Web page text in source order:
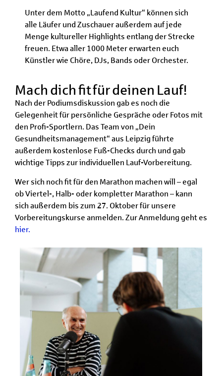
Unter dem Motto „Laufend Kultur“ können sich
alle Läufer und Zuschauer außerdem auf jede
Menge kultureller Highlights entlang der Strecke
freuen. Etwa aller 1000 Meter erwarten euch
Künstler wie Chöre, DJs, Bands oder Orchester.
Mach dich fit für deinen Lauf!
Nach der Podiumsdiskussion gab es noch die
Gelegenheit für persönliche Gespräche oder Fotos mit
den Profi-Sportlern. Das Team von „Dein
Gesundheitsmanagement“ aus Leipzig führte
außerdem kostenlose Fuß-Checks durch und gab
wichtige Tipps zur individuellen Lauf-Vorbereitung.
Wer sich noch fit für den Marathon machen will – egal
ob Viertel-, Halb- oder kompletter Marathon – kann
sich außerdem bis zum 27. Oktober für unsere
Vorbereitungskurse anmelden. Zur Anmeldung geht es
hier.